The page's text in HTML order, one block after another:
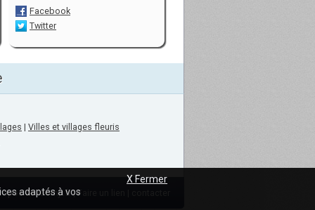
Facebook
Twitter
| Villes et villages fleuris
de loomji.fr|Faire un lien
X Fermer
adaptés à vos